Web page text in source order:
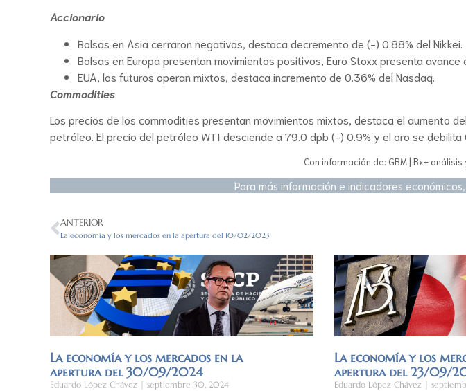
Accionario
Bolsas en Asia cerraron negativas, destaca decremento de (-) 0.88% del Nikkei.
Bolsas en Europa presentan movimientos positivos, Euro Stoxx presenta avance
EUA, los futuros operan mixtos, destaca incremento de 0.36% del Nasdaq.
Commodities
Los precios de los commodities presentan movimientos mixtos, destaca el aumento
petróleo. El precio del petróleo WTI desciende a 79.0 dpb (-) 0.9% y el oro se debilita
Con información de: GBM | Bx+
Para más información e indicadores
ANTERIOR
La economía y los mercados en la apertura del 10/02/2023
La economía y los mercados en la
apertura del 30/09/2024
Eduardo López Chávez septiembre 30, 2024
La economía y los
apertura del 23/09/
Eduardo López Chávez